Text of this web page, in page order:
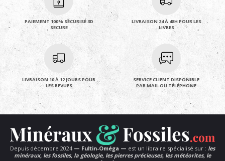
PAIEMENT 100% SÉCURISÉ 3D
SECURE
LIVRAISON 24 À 48H POUR LES
LIVRES
LIVRAISON 10 À 12 JOURS POUR
LES REVUES
SERVICE CLIENT DISPONIBLE
PAR MAIL OU TÉLÉPHONE
Depuis décembre 2024 — Fultin-Oméga — est un libraire spécialisé sur : les
minéraux, les fossiles, la géologie, les pierres précieuses, les météorites, le